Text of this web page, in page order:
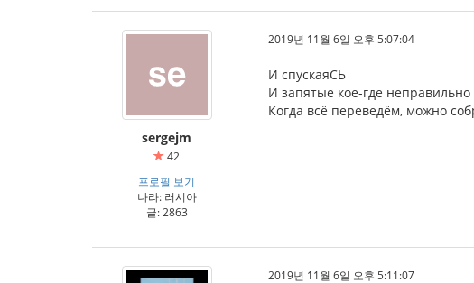
sergejm
42
프로필 보기
나라: 러시아
글: 2863
2019년 11월 6일 오후 5:07:04
И спускаяСЬ
И запятые кое-где
Когда всё переведём, можно
2019년 11월 6일 오후 5:11:07